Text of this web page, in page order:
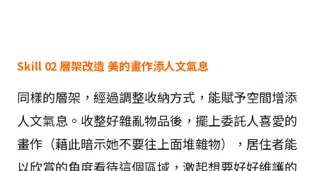
Skill 02 層架改造 美的畫作添人文氣息
同樣的層架，經過調整收納方式，能賦予空間增添
人文氣息。收整好雜亂物品後，擺上委託人喜愛的
畫作（藉此暗示她不要往上面堆雜物），居住者能
以欣賞的角度看待這個區域，激起想要好好維護的